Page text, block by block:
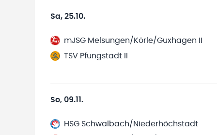
Sa, 25.10.
mJSG Melsungen/Körle/Guxhagen II
TSV Pfungstadt II
So, 09.11.
HSG Schwalbach/Niederhöchstadt